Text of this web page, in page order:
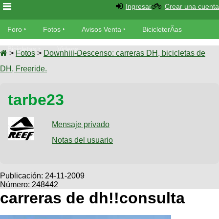
Foro
Foro
TÃ©cnica
Fotos
tu foto
Galeria
XC
Viajes
Descenso
SUBÃ
tu
Buscar
Ultimos
Fotos
BicicleterÃ­
as
Bicicletas
Tandem
Videos
Cicloturismo
Ingresar Crear una cuenta
Foro Fotos Avisos Venta BicicleterÃ­as
Bicicletas Videos
> Fotos > Downhill-Descenso: carreras DH, bicicletas de
DH, Freeride.
tarbe23
Mensaje privado
Notas del usuario
Publicación: 24-11-2009
Número: 248442
carreras de dh!!consulta